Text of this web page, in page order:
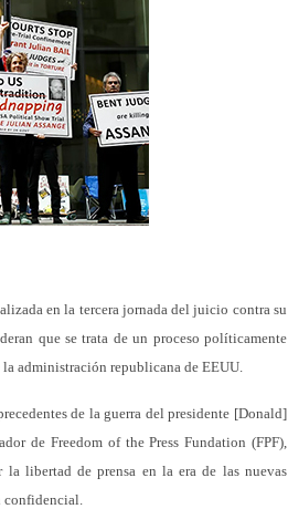
en la tercera jornada del juicio contra su
que se trata de un proceso políticamente
administración republicana de EEUU.
de la guerra del presidente [Donald]
de Freedom of the Press Fundation (FPF),
la libertad de prensa en la era de las nuevas
confidencial.